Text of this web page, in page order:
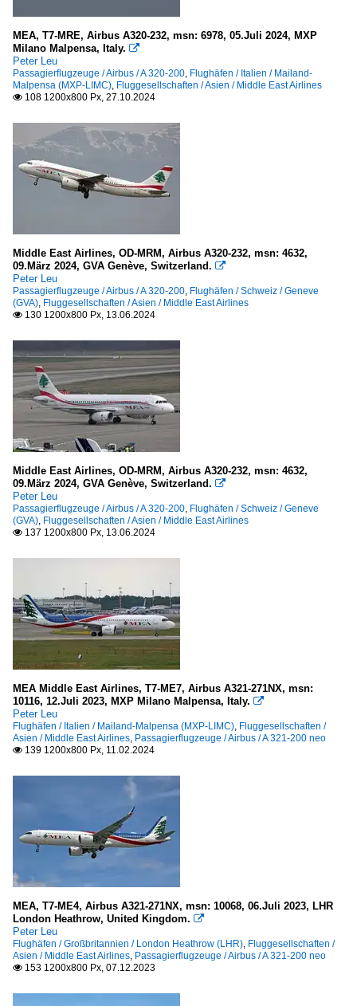
MEA, T7-MRE, Airbus A320-232, msn: 6978, 05.Juli 2024, MXP
Milano Malpensa, Italy. 
Peter Leu
Passagierflugzeuge / Airbus / A 320-200, Flughäfen / Italien / Mailand-
Malpensa (MXP-LIMC), Fluggesellschaften / Asien / Middle East Airlines
 108 1200x800 Px, 27.10.2024
Middle East Airlines, OD-MRM, Airbus A320-232, msn: 4632,
09.März 2024, GVA Genève, Switzerland. 
Peter Leu
Passagierflugzeuge / Airbus / A 320-200, Flughäfen / Schweiz / Geneve
(GVA), Fluggesellschaften / Asien / Middle East Airlines
 130 1200x800 Px, 13.06.2024
Middle East Airlines, OD-MRM, Airbus A320-232, msn: 4632,
09.März 2024, GVA Genève, Switzerland. 
Peter Leu
Passagierflugzeuge / Airbus / A 320-200, Flughäfen / Schweiz / Geneve
(GVA), Fluggesellschaften / Asien / Middle East Airlines
 137 1200x800 Px, 13.06.2024
MEA Middle East Airlines, T7-ME7, Airbus A321-271NX, msn:
10116, 12.Juli 2023, MXP Milano Malpensa, Italy. 
Peter Leu
Flughäfen / Italien / Mailand-Malpensa (MXP-LIMC), Fluggesellschaften /
Asien / Middle East Airlines, Passagierflugzeuge / Airbus / A 321-200 neo
 139 1200x800 Px, 11.02.2024
MEA, T7-ME4, Airbus A321-271NX, msn: 10068, 06.Juli 2023, LHR
London Heathrow, United Kingdom. 
Peter Leu
Flughäfen / Großbritannien / London Heathrow (LHR), Fluggesellschaften /
Asien / Middle East Airlines, Passagierflugzeuge / Airbus / A 321-200 neo
 153 1200x800 Px, 07.12.2023